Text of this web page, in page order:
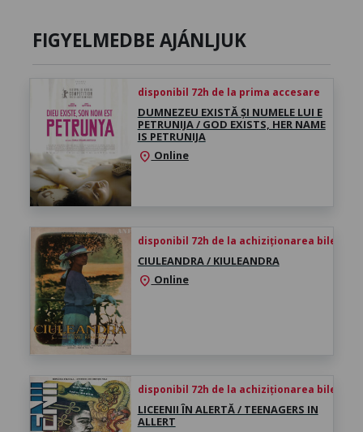
FIGYELMEDBE AJÁNLJUK
disponibil 72h de la prima accesare
DUMNEZEU EXISTĂ ȘI NUMELE LUI E
PETRUNIJA / GOD EXISTS, HER NAME
IS PETRUNIJA
location_on Online
disponibil 72h de la achiziționarea biletului
CIULEANDRA / KIULEANDRA
location_on Online
disponibil 72h de la achiziționarea biletului
LICEENII ÎN ALERTĂ / TEENAGERS IN
ALLERT